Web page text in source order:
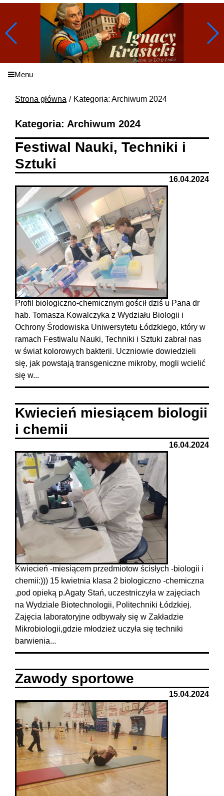
Menu
Strona główna Kategoria: Archiwum 2024
Kategoria: Archiwum 2024
Festiwal Nauki, Techniki i
Sztuki
16.04.2024
Profil biologiczno-chemicznym gościł dziś u Pana dr
hab. Tomasza Kowalczyka z Wydziału Biologii i
Ochrony Środowiska Uniwersytetu Łódzkiego, który w
ramach Festiwalu Nauki, Techniki i Sztuki zabrał nas
w świat kolorowych bakterii. Uczniowie dowiedzieli
się, jak powstają transgeniczne mikroby, mogli wcielić
się w...
Kwiecień miesiącem biologii
i chemii
16.04.2024
Kwiecień -miesiącem przedmiotow ścisłych -biologii i
chemii:))) 15 kwietnia klasa 2 biologiczno -chemiczna
,pod opieką p.Agaty Stań, uczestniczyła w zajęciach
na Wydziale Biotechnologii, Politechniki Łódzkiej.
Zajęcia laboratoryjne odbywały się w Zakładzie
Mikrobiologii,gdzie młodzież uczyła się techniki
barwienia...
Zawody sportowe
15.04.2024